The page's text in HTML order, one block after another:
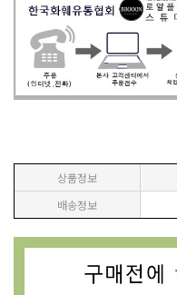
상품정보
배송정보